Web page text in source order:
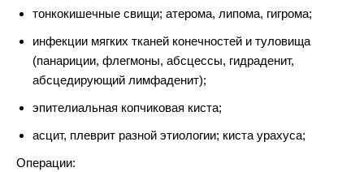
тонкокишечные свищи; атерома, липома, гигрома;
инфекции мягких тканей конечностей и туловища
(панариции, флегмоны, абсцессы, гидраденит,
абсцедирующий лимфаденит);
эпителиальная копчиковая киста;
асцит, плеврит разной этиологии; киста урахуса;
Операции: